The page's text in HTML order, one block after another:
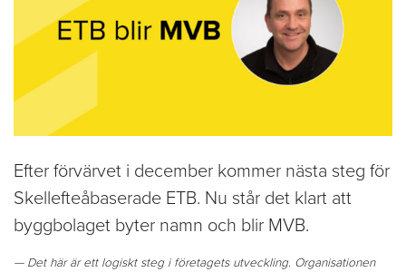
Efter förvärvet i december kommer nästa steg för
Skellefteåbaserade ETB. Nu står det klart att
byggbolaget byter namn och blir MVB.
— Det här är ett logiskt steg i företagets utveckling. Organisationen